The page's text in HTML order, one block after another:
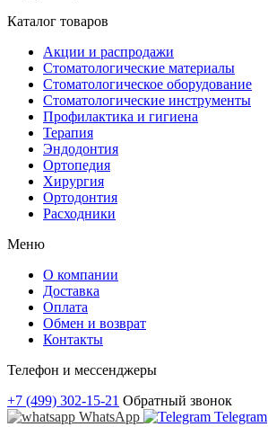
Каталог товаров
Акции и распродажи
Стоматологические материалы
Стоматологическое оборудование
Стоматологические инструменты
Профилактика и гигиена
Терапия
Эндодонтия
Ортопедия
Хирургия
Ортодонтия
Расходники
Меню
О компании
Доставка
Оплата
Обмен и возврат
Контакты
Телефон и мессенджеры
+7 (499) 302-15-21 Обратный звонок
WhatsApp
Telegram